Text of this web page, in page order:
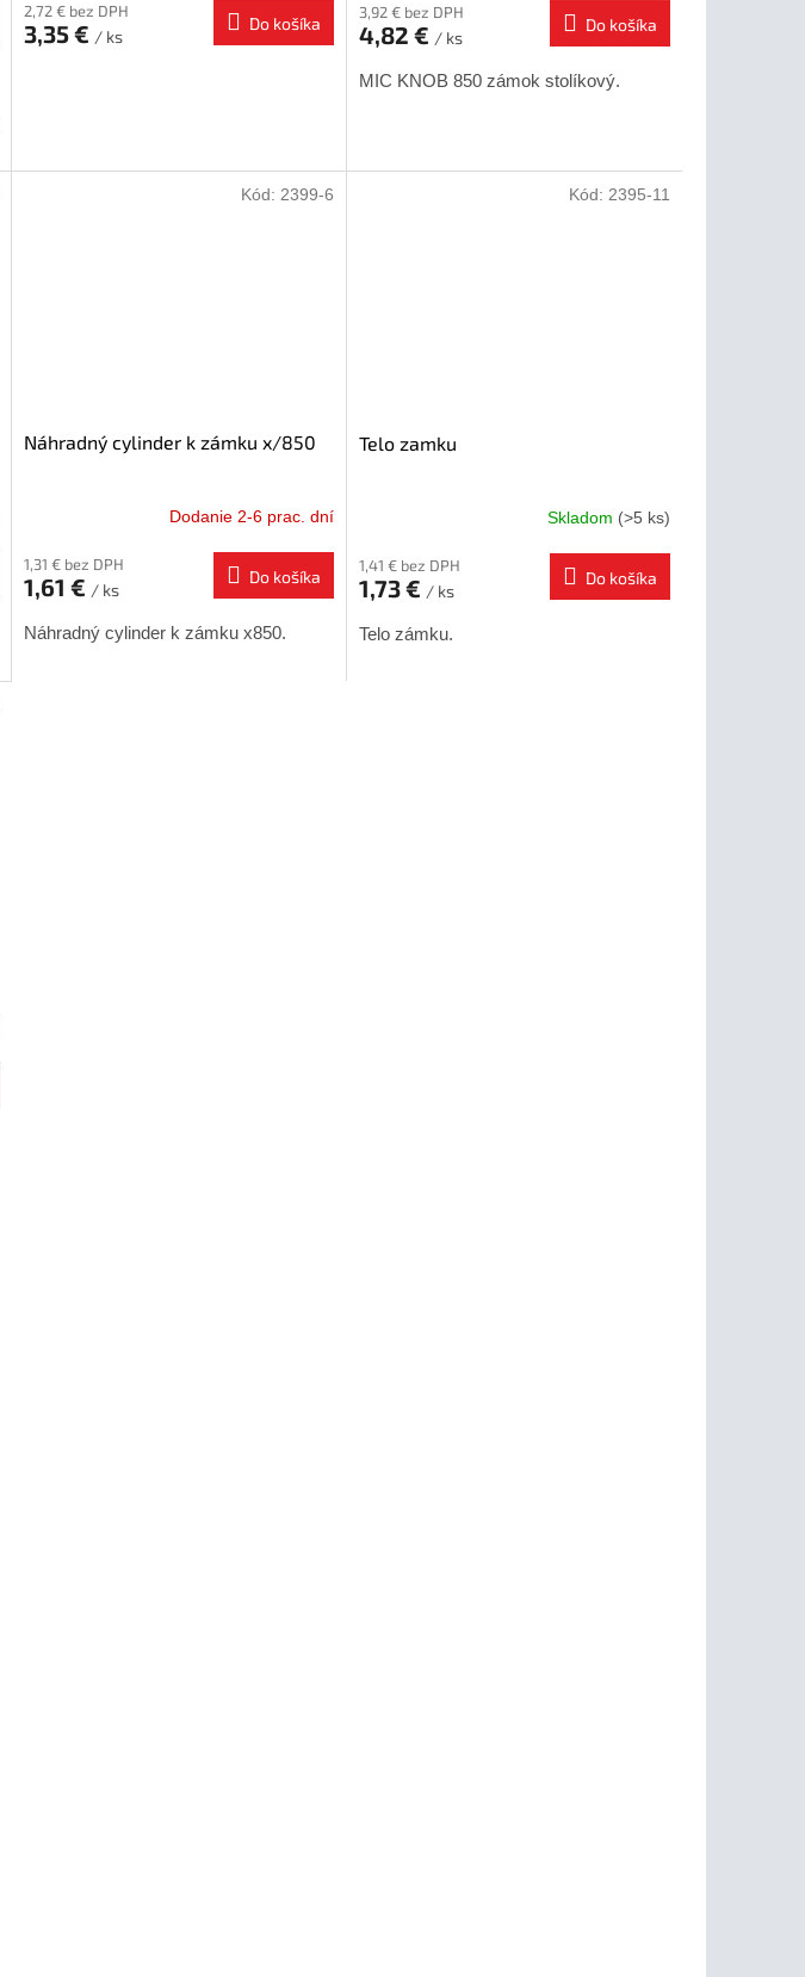
2,72 € bez DPH
3,35 € / ks
Do košíka
3,92 € bez DPH
4,82 € / ks
Do košíka
MIC KNOB 850 zámok stolíkový.
Náhradný cylinder k zámku x/850
Dodanie 2-6 prac. dní
1,31 € bez DPH
1,61 € / ks
Do košíka
Náhradný cylinder k zámku x850.
Kód: 2399-6
Telo zamku
Skladom (>5 ks)
1,41 € bez DPH
1,73 € / ks
Do košíka
Telo zámku.
Kód: 2395-11